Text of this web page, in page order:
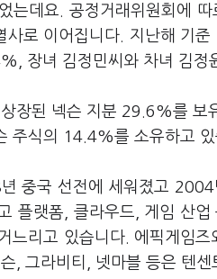
는데요. 공정거래위원회에
사로 이어집니다. 지난해 기
장녀 김정민씨와 차녀 김
장된 넥슨 지분 29.6%를
주식의 14.4%를 소유하고 있
중국 선전에 세워졌고
플랫폼, 클라우드, 게임 산
느리고 있습니다. 에픽게임
, 그라비티, 넷마블 등은 텐